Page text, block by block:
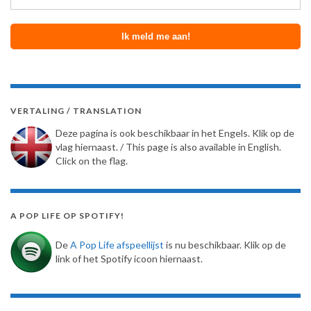
VERTALING / TRANSLATION
Deze pagina is ook beschikbaar in het Engels. Klik op de
vlag hiernaast. / This page is also available in English.
Click on the flag.
A POP LIFE OP SPOTIFY!
DeA Pop Life afspeellijst is nu beschikbaar. Klik op de
link of het Spotify icoon hiernaast.